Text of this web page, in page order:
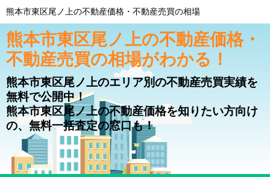
熊本市東区尾ノ上の不動産価格・不動産売買の相場
熊本市東区尾ノ上の不動産価格・
不動産売買の相場がわかる！
熊本市東区尾ノ上のエリア別の不動産売買実績を
無料で公開中！
熊本市東区尾ノ上の不動産価格を知りたい方向け
の、無料一括査定の窓口も！